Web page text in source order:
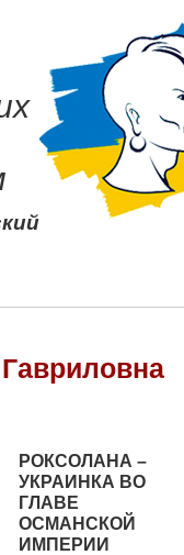
РОКСОЛАНА –
УКРАИНКА ВО
ГЛАВЕ
ОСМАНСКОЙ
ИМПЕРИИ